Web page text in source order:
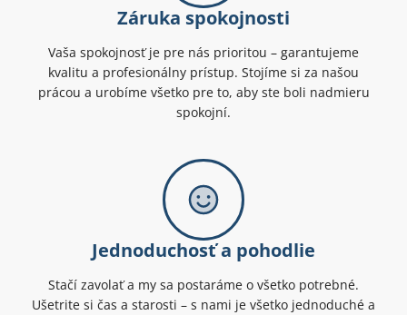
Záruka spokojnosti
Vaša spokojnosť je pre nás prioritou – garantujeme
kvalitu a profesionálny prístup. Stojíme si za našou
prácou a urobíme všetko pre to, aby ste boli nadmieru
spokojní.
Jednoduchosť a pohodlie
Stačí zavolať a my sa postaráme o všetko potrebné.
Ušetrite si čas a starosti – s nami je všetko jednoduché a